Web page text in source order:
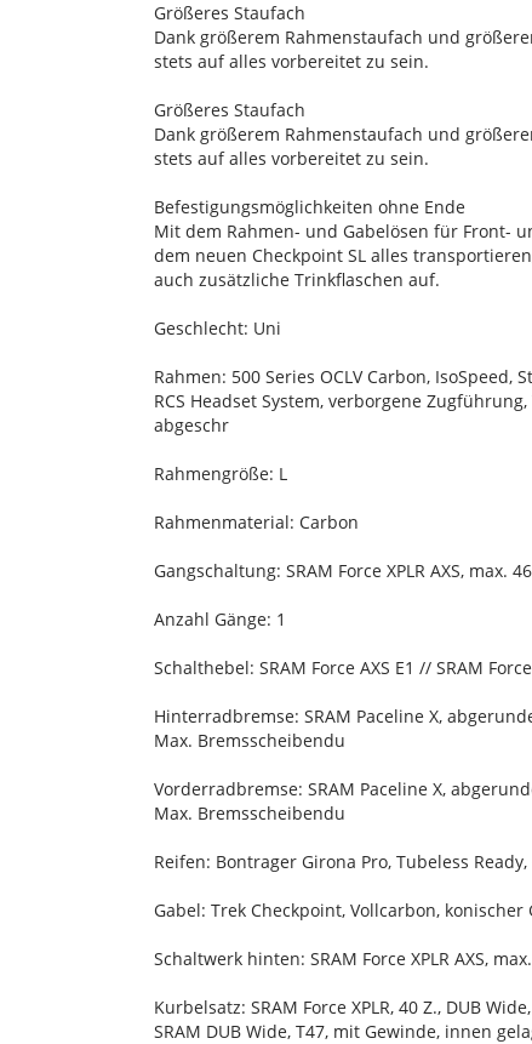
Größeres Staufach
Dank größerem Rahmenstaufach und
stets auf alles vorbereitet zu sein.
Größeres Staufach
Dank größerem Rahmenstaufach und
stets auf alles vorbereitet zu sein.
Befestigungsmöglichkeiten ohne Ende
Mit dem Rahmen- und Gabelösen für Front-
dem neuen Checkpoint SL alles
auch zusätzliche Trinkflaschen auf.
Geschlecht: Uni
Rahmen: 500 Series OCLV Carbon,
RCS Headset System, verborgene
abgeschr
Rahmengröße: L
Rahmenmaterial: Carbon
Gangschaltung: SRAM Force XPLR AXS, max.
Anzahl Gänge: 1
Schalthebel: SRAM Force AXS E1 // SRAM Force
Hinterradbremse: SRAM Paceline X,
Max. Bremsscheibendu
Vorderradbremse: SRAM Paceline X,
Max. Bremsscheibendu
Reifen: Bontrager Girona Pro, Tubeless
Gabel: Trek Checkpoint, Vollcarbon,
Schaltwerk hinten: SRAM Force XPLR AXS,
Kurbelsatz: SRAM Force XPLR, 40 Z., DUB
SRAM DUB Wide, T47, mit Gewinde, innen